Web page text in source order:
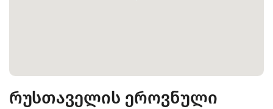
რუსთაველის ეროვნული